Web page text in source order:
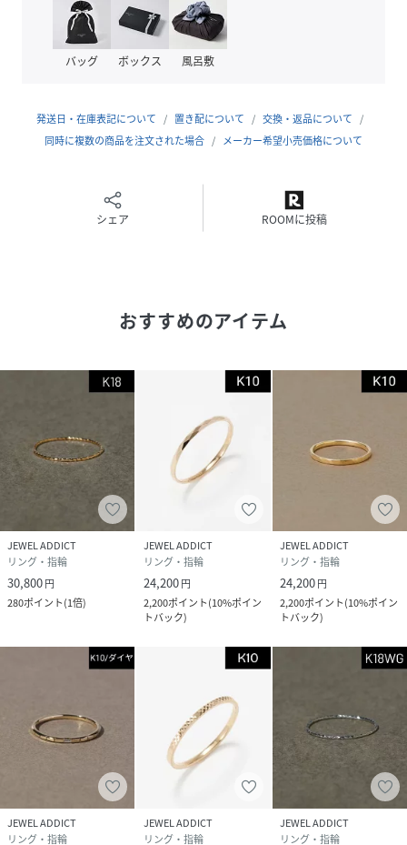
【good-luckリング】
※付属品はリニューアルに伴い画像と異なる場合がございま
◆◆◆JUPITER/ジュピター◆◆◆
を与えてくれる。
だから、いつのときも、どんなときも身に付けていたい。
レディース
サイズ 7、9、11、13
GR2667_19224
19224-1301-0-07 GR2667
バッグ ボックス 風呂敷
発送日・在庫表記について 置き配について
交換・返品について
同時に複数の商品を注文された場合
メーカー希望小売価格について
シェア ROOMに投稿
おすすめのアイテム
JEWEL ADDICT
リング・指輪
30,800円
280ポイント(1倍)
JEWEL ADDICT
リング・指輪
24,200円
2,200ポイント(10%ポイン
トバック)
JEWEL ADDICT
リング・指輪
24,200円
2,200ポイント(10%ポイン
トバック)
JEWEL ADDICT
リング・指輪
JEWEL ADDICT
リング・指輪
JEWEL ADDICT
リング・指輪